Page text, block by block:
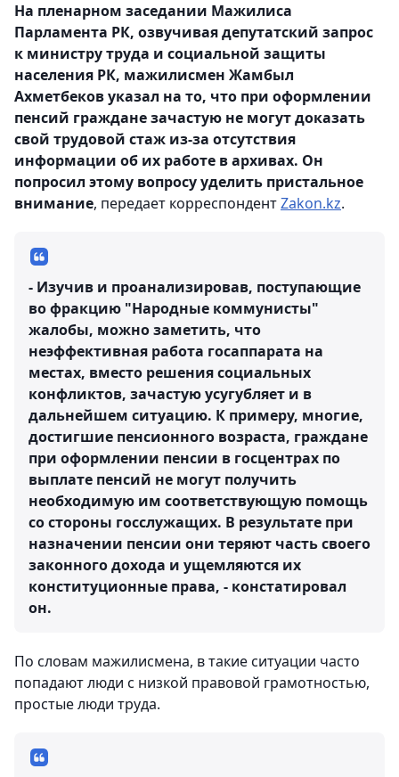
На пленарном заседании Мажилиса
Парламента РК, озвучивая депутатский запрос
к министру труда и социальной защиты
населения РК, мажилисмен Жамбыл
Ахметбеков указал на то, что при оформлении
пенсий граждане зачастую не могут доказать
свой трудовой стаж из-за отсутствия
информации об их работе в архивах. Он
попросил этому вопросу уделить пристальное
внимание, передает корреспондентZakon.kz.
- Изучив и проанализировав, поступающие
во фракцию "Народные коммунисты"
жалобы, можно заметить, что
неэффективная работа госаппарата на
местах, вместо решения социальных
конфликтов, зачастую усугубляет и в
дальнейшем ситуацию. К примеру, многие,
достигшие пенсионного возраста, граждане
при оформлении пенсии в госцентрах по
выплате пенсий не могут получить
необходимую им соответствующую помощь
со стороны госслужащих. В результате при
назначении пенсии они теряют часть своего
законного дохода и ущемляются их
конституционные права, - констатировал
он.
По словам мажилисмена, в такие ситуации часто
попадают люди с низкой правовой грамотностью,
простые люди труда.